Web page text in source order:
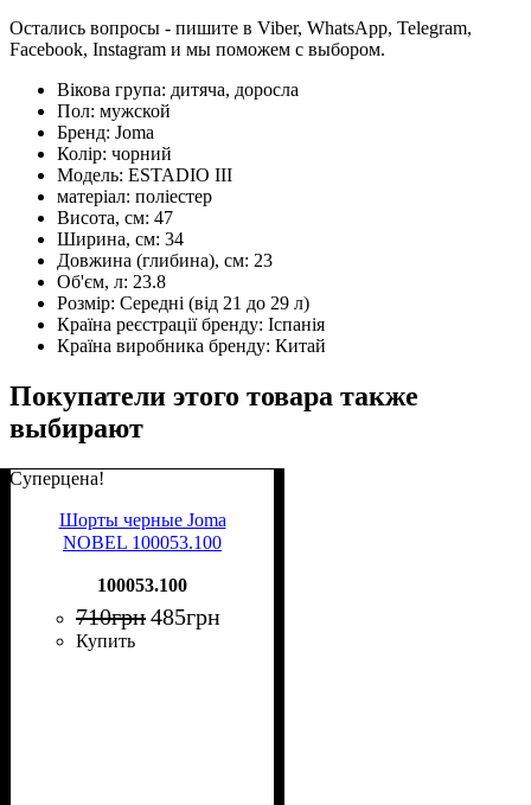
Остались вопросы - пишите в Viber, WhatsApp, Telegram,
Facebook, Instagram и мы поможем с выбором.
Вікова група: дитяча, доросла
Пол: мужской
Бренд: Joma
Колір: чорний
Модель: ESTADIO III
матеріал: поліестер
Висота, см: 47
Ширина, см: 34
Довжина (глибина), см: 23
Об'єм, л: 23.8
Розмір: Середні (від 21 до 29 л)
Країна реєстрації бренду: Іспанія
Країна виробника бренду: Китай
Покупатели этого товара также
выбирают
Суперцена!
Шорты черные Joma
NOBEL 100053.100
100053.100
710грн485грн
Купить